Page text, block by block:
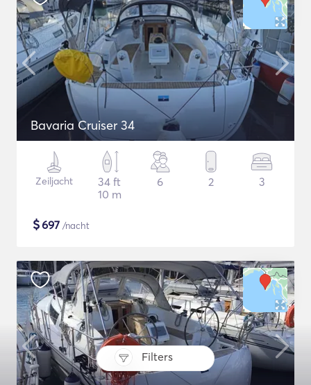
Filters
Bavaria Cruiser 34
Zeiljacht
34 ft
10 m
6 2 3
$697 /nacht